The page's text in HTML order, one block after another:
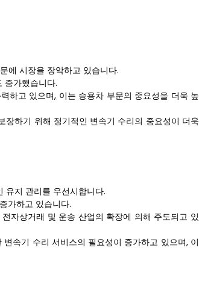
에 시장을 장악하고 있습니다.
증가했습니다.
하고 있으며, 이는 승용차 부문의 중요성을 더욱 높
하기 위해 정기적인 변속기 수리의 중요성이 더욱
유지 관리를 우선시합니다.
가하고 있습니다.
자상거래 및 운송 산업의 확장에 의해 주도되고 있
속기 수리 서비스의 필요성이 증가하고 있으며, 이